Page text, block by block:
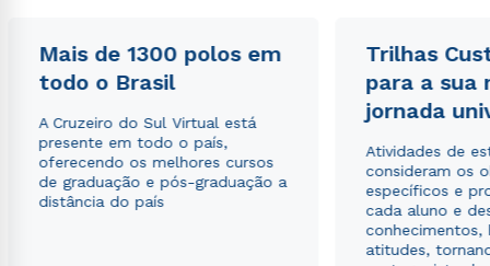
Mais de 1300 polos em
todo o Brasil
A Cruzeiro do Sul Virtual está
presente em todo o país,
oferecendo os melhores cursos
de graduação e pós-graduação a
distância do país
Trilhas
para a sua
jornada
Atividades de
consideram os
específicos e
cada aluno e
conhecimentos,
atitudes,
envio de conteúdos da Cruzeiro do Sul.